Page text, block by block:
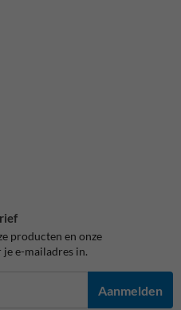
producten en onze
e-mailadres in.
Aanmelden